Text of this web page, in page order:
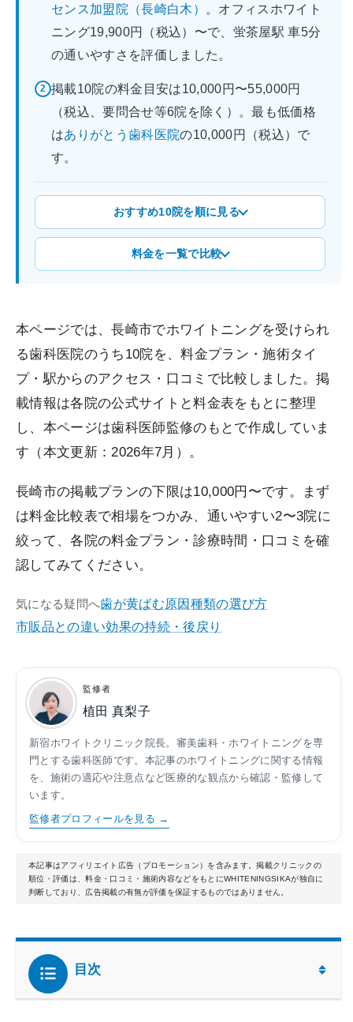
センス加盟院（長崎白木）
。オフィスホワイト
ニング19,900円（税込）〜で、蛍茶屋駅 車5分
の通いやすさを評価しました。
2 掲載10院の料金目安は10,000円〜55,000円
（税込、要問合せ等6院を除く）。最も低価格
はありがとう歯科医院の10,000円（税込）で
す。
おすすめ10院を順に見る
料金を一覧で比較
本ページでは、長崎市でホワイトニングを受けられ
る歯科医院のうち10院を、料金プラン・施術タイ
プ・駅からのアクセス・口コミで比較しました。掲
載情報は各院の公式サイトと料金表をもとに整理
し、本ページは歯科医師監修のもとで作成していま
す（本文更新：2026年7月）。
長崎市の掲載プランの下限は10,000円〜です。まず
は料金比較表で相場をつかみ、通いやすい2〜3院に
絞って、各院の料金プラン・診療時間・口コミを確
認してみてください。
気になる疑問へ歯が黄ばむ原因 種類の選び方
市販品との違い効果の持続・後戻り
監修者
植田 真梨子
新宿ホワイトクリニック院長。審美歯科・ホワイトニングを専
門とする歯科医師です。本記事のホワイトニングに関する情報
を、施術の適応や注意点など医療的な観点から確認・監修して
います。
監修者プロフィールを見る →
本記事はアフィリエイト広告（プロモーション）を含みます。掲載クリニックの
順位・評価は、料金・口コミ・施術内容などをもとにWHITENINGSIKAが独自に
判断しており、広告掲載の有無が評価を保証するものではありません。
目次